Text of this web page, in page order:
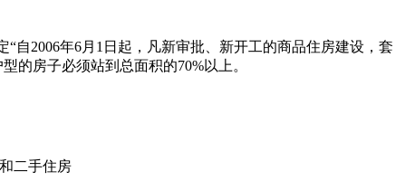
2006年6月1日起，凡新审批、新开工的商品住房建设，套
的房子必须站到总面积的70%以上。
二手住房